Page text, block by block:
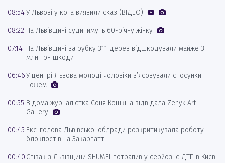
08:54У Львові у кота виявили сказ (ВІДЕО)
08:22 На Львівщині судитимуть 60-річну жінку
07:14 На Львівщині за рубку 311 дерев відшкодували майже 3
млн грн шкоди
06:46У центрі Львова молоді чоловіки з’ясовували стосунки
ножем
00:55 Відома журналістка Соня Кошкіна відвідала Zenyk Art
Gallery
00:45 Екс-голова Львівської облради розкритикувала роботу
блокпостів на Закарпатті
00:40 Співак з Львівщини SHUMEI потрапив у серйозне ДТП в Києві